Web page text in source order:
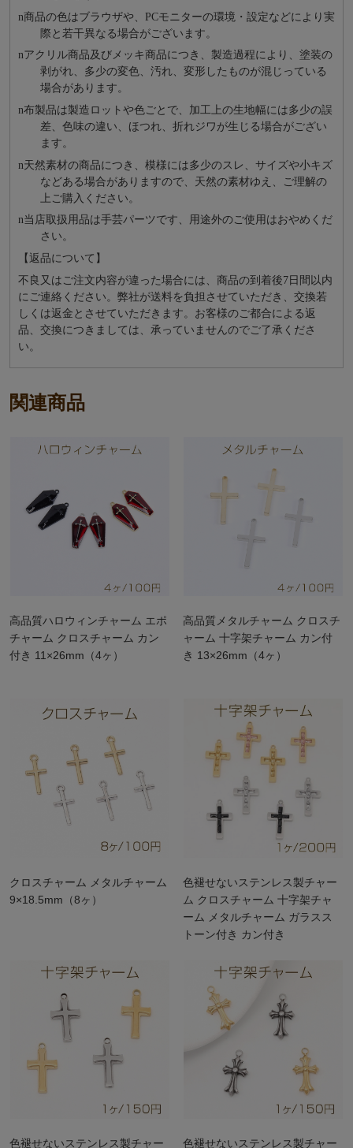
n商品の⾊はブラウザや、PCモニターの環境・設定などにより実
際と若⼲異なる場合がございます。
nアクリル商品及びメッキ商品につき、製造過程により、塗装の
剥がれ、多少の変色、汚れ、変形したものが混じっている
場合があります。
n布製品は製造ロットや色ごとで、加工上の生地幅には多少の誤
差、色味の違い、ほつれ、折れジワが生じる場合がござい
ます。
n天然素材の商品につき、模様には多少のスレ、サイズや小キズ
などある場合がありますので、天然の素材ゆえ、ご理解の
上ご購入ください。
n当店取扱用品は⼿芸パーツです、⽤途外のご使⽤はおやめくだ
さい。
【返品について】
不良又はご注文内容が違った場合には、商品の到着後7日間以内
にご連絡ください。弊社が送料を負担させていただき、交換若
しくは返金とさせていただきます。お客様のご都合による返
品、交換につきましては、承っていませんのでご了承くださ
い。
関連商品
高品質ハロウィンチャーム エポ
チャーム クロスチャーム カン
付き 11×26mm（4ヶ）
高品質メタルチャーム クロスチ
ャーム 十字架チャーム カン付
き 13×26mm（4ヶ）
クロスチャーム メタルチャーム
9×18.5mm（8ヶ）
色褪せないステンレス製チャー
ム クロスチャーム 十字架チャ
ーム メタルチャーム ガラスス
トーン付き カン付き
色褪せないステンレス製チャー 色褪せないステンレス製チャー